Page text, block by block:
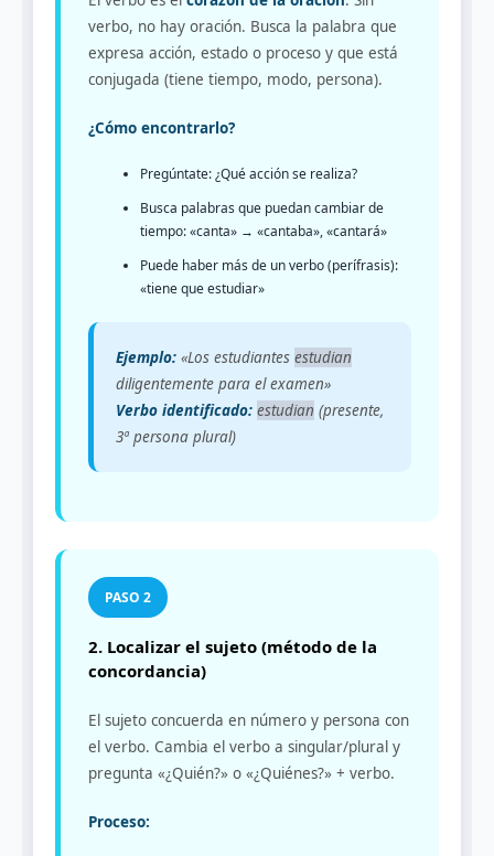
verbo, no hay oración. Busca la palabra que
expresa acción, estado o proceso y que está
conjugada (tiene tiempo, modo, persona).
¿Cómo encontrarlo?
Pregúntate: ¿Qué acción se realiza?
Busca palabras que puedan cambiar de
tiempo: «canta» → «cantaba», «cantará»
Puede haber más de un verbo (perífrasis):
«tiene que estudiar»
Ejemplo: «Los estudiantes estudian
diligentemente para el examen»
Verbo identificado: estudian (presente,
3ª persona plural)
2. Localizar el sujeto (método de la
concordancia)
El sujeto concuerda en número y persona con
el verbo. Cambia el verbo a singular/plural y
pregunta «¿Quién?» o «¿Quiénes?» + verbo.
Proceso: